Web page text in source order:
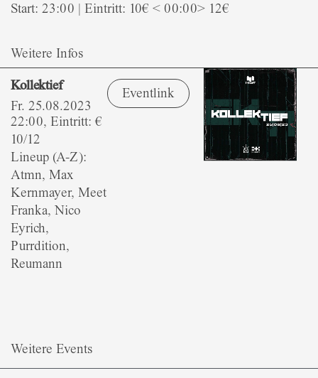
Start: 23:00 | Eintritt: 10€ < 00:00> 12€
Weitere Infos
Kollektief
Fr. 25.08.2023
22:00, Eintritt: €
10/12
Lineup (A-Z):
Atmn, Max
Kernmayer, Meet
Franka, Nico
Eyrich,
Purrdition,
Reumann
Eventlink
Weitere Events